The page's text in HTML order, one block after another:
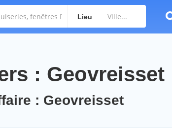
Lieu
: Geovreisset
: Geovreisset